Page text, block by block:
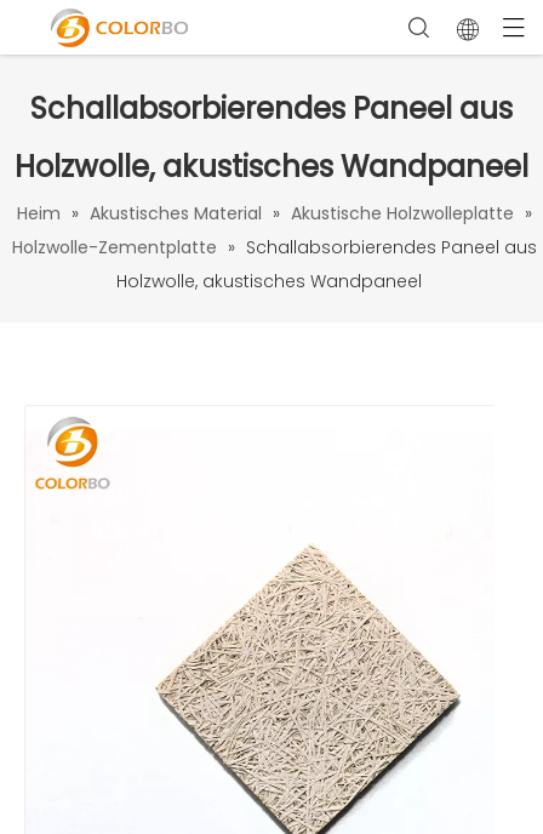
Schallabsorbierendes Paneel aus
Holzwolle, akustisches Wandpaneel
Heim » Akustisches Material » Akustische Holzwolleplatte »
Holzwolle-Zementplatte » Schallabsorbierendes Paneel aus
Holzwolle, akustisches Wandpaneel